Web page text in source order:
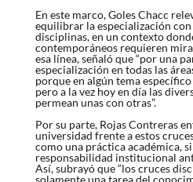
En este marco, Goles Chacc
equilibrar la especialización
disciplinas, en un contexto
contemporáneos requieren
esa línea, señaló que “por una
especialización en todas las
porque en algún tema
pero a la vez hoy en día las
permean unas con otras”.
Por su parte, Rojas Contreras
universidad frente a estos
como una práctica académica,
responsabilidad institucional
Así, subrayó que “los cruces
solamente una tarea del